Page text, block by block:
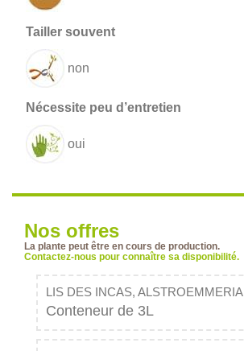
non
oui
Nos offres
La plante peut être en cours de production.
Contactez-nous pour connaître sa disponibilité.
LIS DES INCAS, ALSTROEMMERIA
Conteneur de 3L